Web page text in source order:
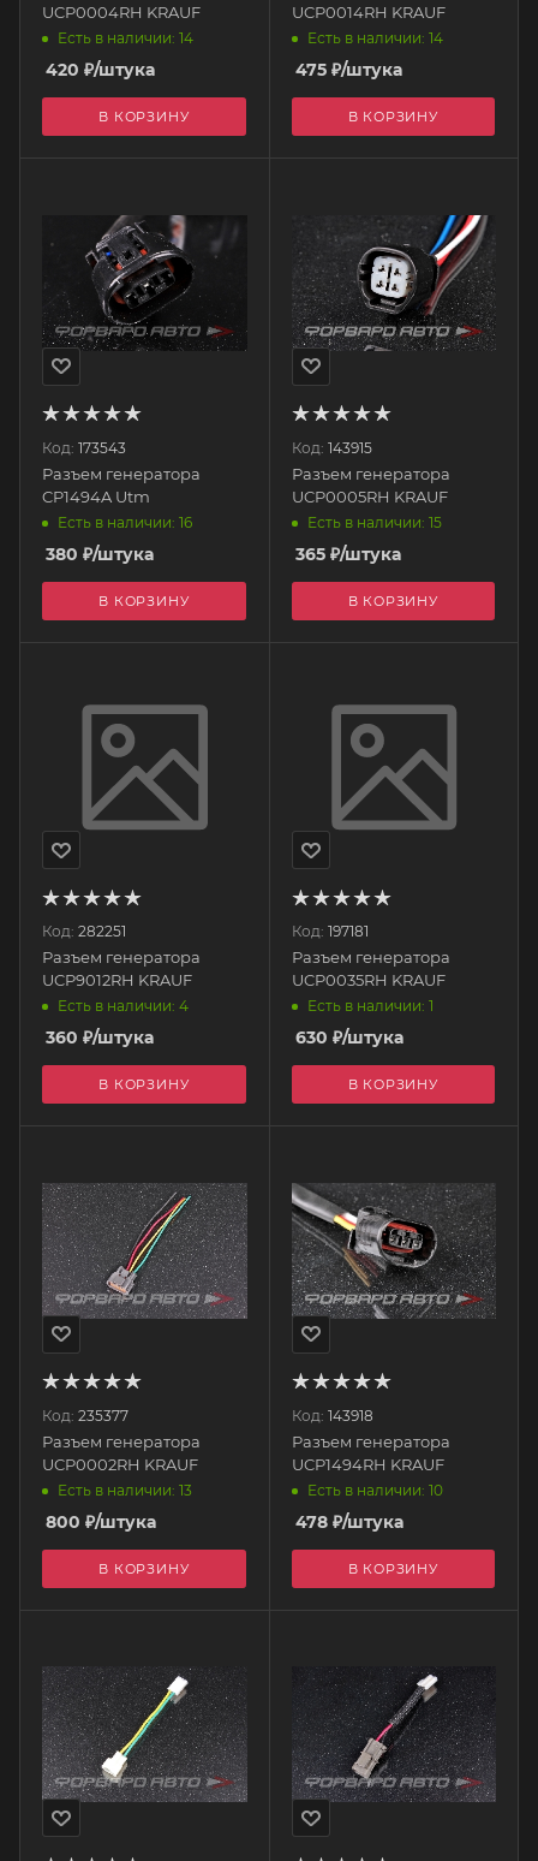
UCP0004RH KRAUF
Есть в наличии: 14
420 ₽/штука
В КОРЗИНУ
UCP0014RH KRAUF
Есть в наличии: 14
475₽/штука
В КОРЗИНУ
Код: 173543
Разъем генератора
CP1494A Utm
Есть в наличии: 16
380 ₽/штука
В КОРЗИНУ
Код: 143915
Разъем генератора
UCP0005RH KRAUF
Есть в наличии: 15
365₽/штука
В КОРЗИНУ
Код: 282251
Разъем генератора
UCP9012RH KRAUF
Есть в наличии: 4
360 ₽/штука
В КОРЗИНУ
Код: 197181
Разъем генератора
UCP0035RH KRAUF
Есть в наличии: 1
630 ₽/штука
В КОРЗИНУ
Код: 235377
Разъем генератора
UCP0002RH KRAUF
Есть в наличии: 13
800 ₽/штука
В КОРЗИНУ
Код: 143918
Разъем генератора
UCP1494RH KRAUF
Есть в наличии: 10
478₽/штука
В КОРЗИНУ